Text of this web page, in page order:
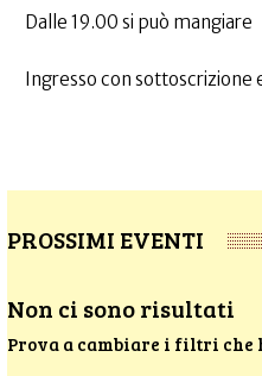
Dalle 19.00 si può mangiare
Ingresso con sottoscrizione
PROSSIMI EVENTI
Non ci sono risultati
Prova a cambiare i filtri che